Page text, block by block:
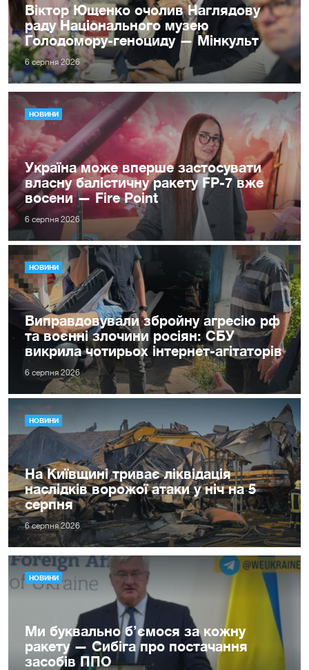
Віктор Ющенко очолив Наглядову
раду Національного музею
Голодомору-геноциду — Мінкульт
6 серпня 2026
НОВИНИ
Україна може вперше застосувати
власну балістичну ракету FP-7 вже
восени — Fire Point
6 серпня 2026
НОВИНИ
Виправдовували збройну агресію рф
та воєнні злочини росіян: СБУ
викрила чотирьох інтернет-агітаторів
6 серпня 2026
НОВИНИ
На Київщині триває ліквідація
наслідків ворожої атаки у ніч на 5
серпня
6 серпня 2026
НОВИНИ
Ми буквально б’ємося за кожну
ракету — Сибіга про постачання
засобів ППО